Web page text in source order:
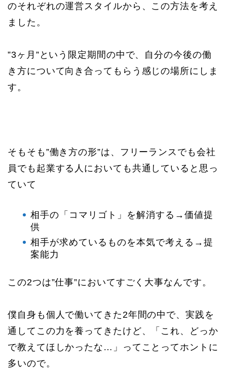
のそれぞれの運営スタイルから、この方法を考え
ました。
”3ヶ月”という限定期間の中で、自分の今後の働
き方について向き合ってもらう感じの場所にしま
す。
そもそも”働き方の形”は、フリーランスでも会社
員でも起業する人においても共通していると思っ
ていて
相手の「コマリゴト」を解消する→価値提
供
相手が求めているものを本気で考える→提
案能力
この2つは”仕事”においてすごく大事なんです。
僕自身も個人で働いてきた2年間の中で、実践を
通してこの力を養ってきたけど、「これ、どっか
で教えてほしかったな…」ってことってホントに
多いので。